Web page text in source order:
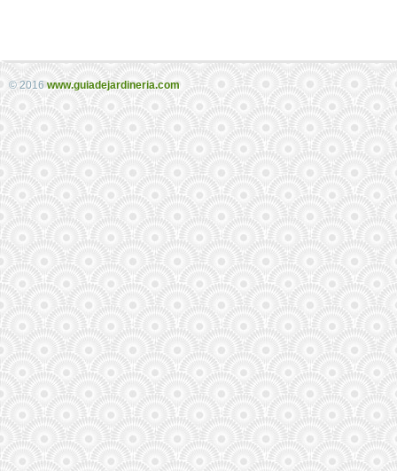
© 2016www.guiadejardineria.com